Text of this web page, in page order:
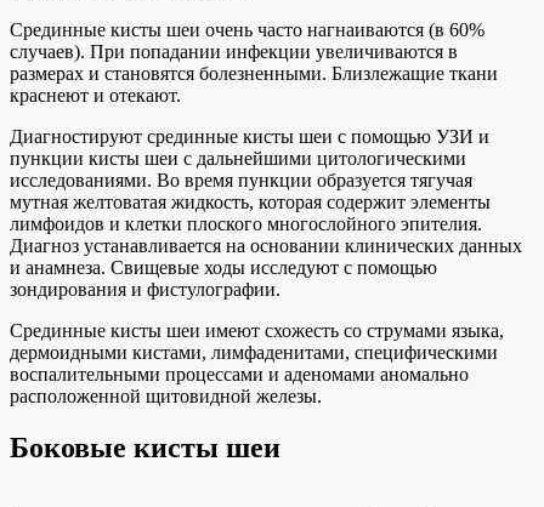
Срединные кисты шеи очень часто нагнаиваются (в 60%
случаев). При попадании инфекции увеличиваются в
размерах и становятся болезненными. Близлежащие ткани
краснеют и отекают.
Диагностируют срединные кисты шеи с помощью УЗИ и
пункции кисты шеи с дальнейшими цитологическими
исследованиями. Во время пункции образуется тягучая
мутная желтоватая жидкость, которая содержит элементы
лимфоидов и клетки плоского многослойного эпителия.
Диагноз устанавливается на основании клинических данных
и анамнеза. Свищевые ходы исследуют с помощью
зондирования и фистулографии.
Срединные кисты шеи имеют схожесть со струмами языка,
дермоидными кистами, лимфаденитами, специфическими
воспалительными процессами и аденомами аномально
расположенной щитовидной железы.
Боковые кисты шеи